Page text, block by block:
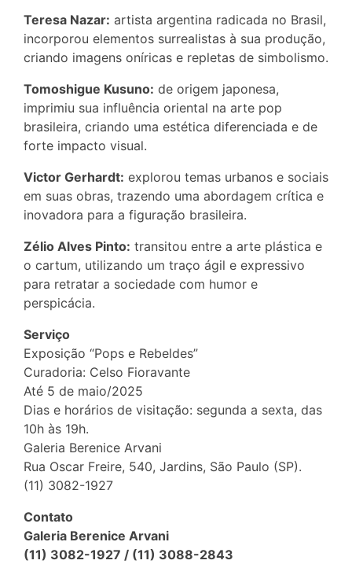
Teresa Nazar: artista argentina radicada no Brasil,
incorporou elementos surrealistas à sua produção,
criando imagens oníricas e repletas de simbolismo.
Tomoshigue Kusuno: de origem japonesa,
imprimiu sua influência oriental na arte pop
brasileira, criando uma estética diferenciada e de
forte impacto visual.
Victor Gerhardt: explorou temas urbanos e sociais
em suas obras, trazendo uma abordagem crítica e
inovadora para a figuração brasileira.
Zélio Alves Pinto: transitou entre a arte plástica e
o cartum, utilizando um traço ágil e expressivo
para retratar a sociedade com humor e
perspicácia.
Serviço
Exposição “Pops e Rebeldes”
Curadoria: Celso Fioravante
Até 5 de maio/2025
Dias e horários de visitação: segunda a sexta, das
10h às 19h.
Galeria Berenice Arvani
Rua Oscar Freire, 540, Jardins, São Paulo (SP).
(11) 3082-1927
Contato
Galeria Berenice Arvani
(11) 3082-1927 / (11) 3088-2843